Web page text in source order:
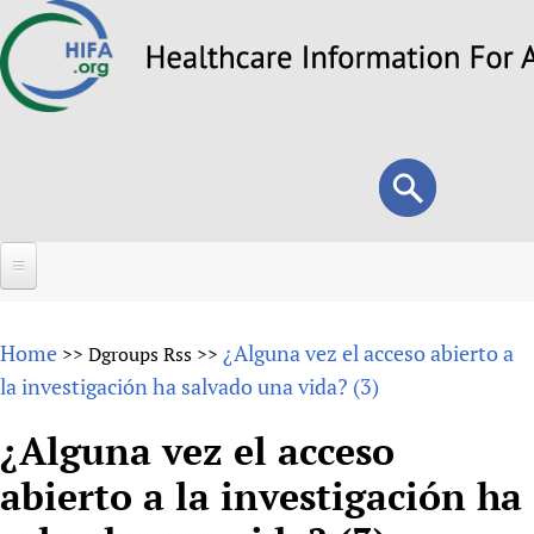
to
Search
form
Search
About
Why HIFA is needed
Vision and Strategy
Forums
HIFA (Healthcare Information For All)
How to use the HIFA forums
Projects
Home >> Dgroups Rss >> ¿Alguna vez el acceso abierto a
la investigación ha salvado una vida? (3)
¿Alguna vez el acceso
abierto a la investigación ha